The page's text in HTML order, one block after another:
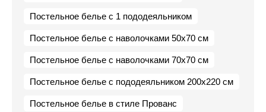
Постельное белье с 1 пододеяльником
Постельное белье с наволочками 50х70 см
Постельное белье с наволочками 70х70 см
Постельное белье с пододеяльником 200х220 см
Постельное белье в стиле Прованс